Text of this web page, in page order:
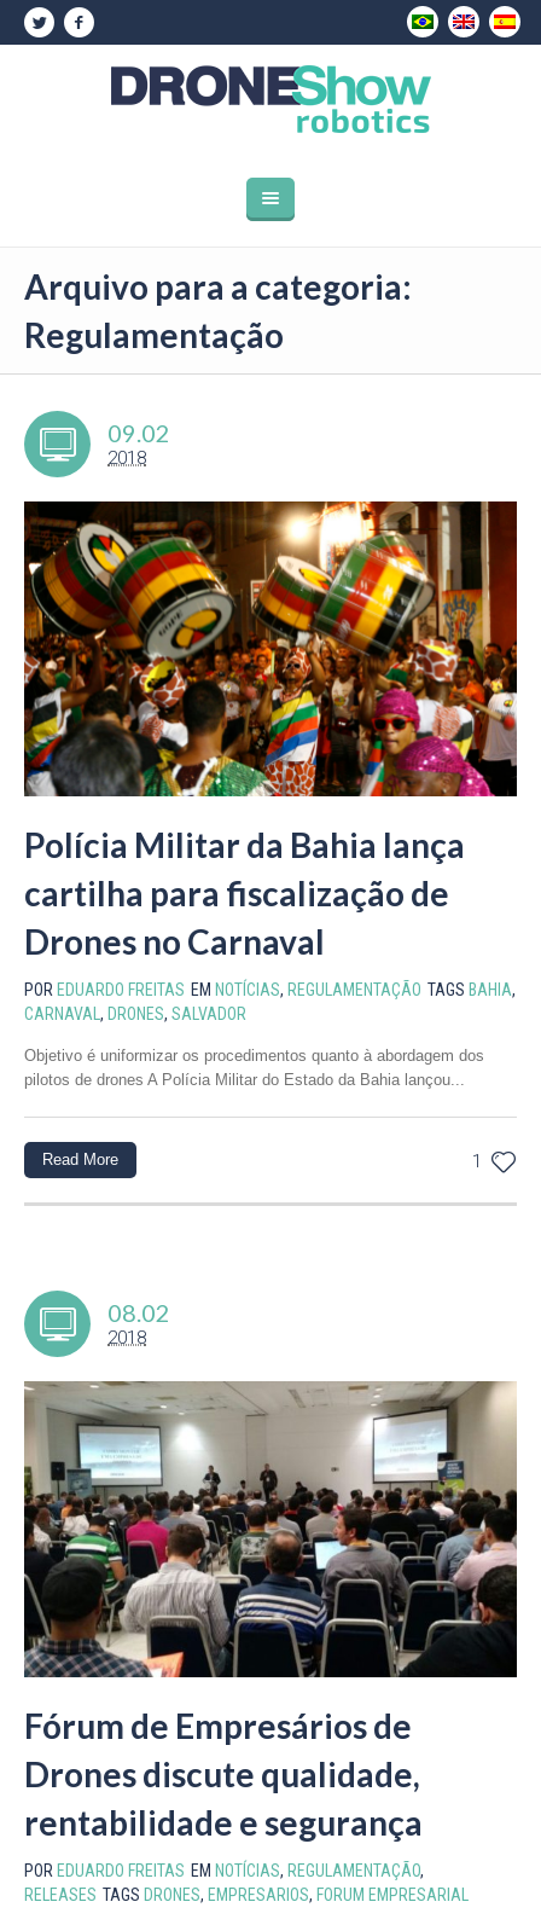
Arquivo para a categoria:
Regulamentação
09.02
2018
Polícia Militar da Bahia lança
cartilha para fiscalização de
Drones no Carnaval
POR EDUARDO FREITAS EM NOTÍCIAS, REGULAMENTAÇÃO TAGS BAHIA,
CARNAVAL, DRONES, SALVADOR
Objetivo é uniformizar os procedimentos quanto à abordagem dos
pilotos de drones A Polícia Militar do Estado da Bahia lançou...
1
Read More
08.02
2018
Fórum de Empresários de
Drones discute qualidade,
rentabilidade e segurança
POR EDUARDO FREITAS EM NOTÍCIAS, REGULAMENTAÇÃO,
RELEASES TAGS DRONES, EMPRESARIOS, FORUM EMPRESARIAL